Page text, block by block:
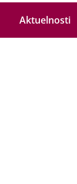
Aktuelnosti